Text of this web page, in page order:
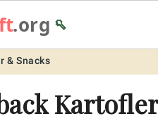
.org🥄
& Snacks